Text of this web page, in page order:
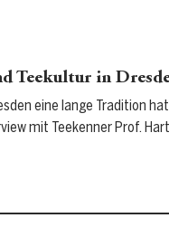
Teekultur in
eine lange Tradition
mit Teekenner Prof.